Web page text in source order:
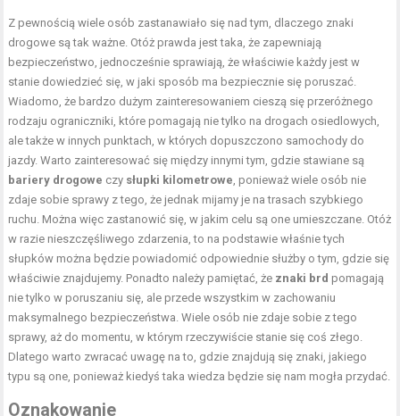
Z pewnością wiele osób zastanawiało się nad tym, dlaczego znaki
drogowe są tak ważne. Otóż prawda jest taka, że zapewniają
bezpieczeństwo, jednocześnie sprawiają, że właściwie każdy jest w
stanie dowiedzieć się, w jaki sposób ma bezpiecznie się poruszać.
Wiadomo, że bardzo dużym zainteresowaniem cieszą się przeróżnego
rodzaju ograniczniki, które pomagają nie tylko na drogach osiedlowych,
ale także w innych punktach, w których dopuszczono samochody do
jazdy. Warto zainteresować się między innymi tym, gdzie stawiane są
bariery drogowe czy słupki kilometrowe , ponieważ wiele osób nie
zdaje sobie sprawy z tego, że jednak mijamy je na trasach szybkiego
ruchu. Można więc zastanowić się, w jakim celu są one umieszczane. Otóż
w razie nieszczęśliwego zdarzenia, to na podstawie właśnie tych
słupków można będzie powiadomić odpowiednie służby o tym, gdzie się
właściwie znajdujemy. Ponadto należy pamiętać, że znaki brd pomagają
nie tylko w poruszaniu się, ale przede wszystkim w zachowaniu
maksymalnego bezpieczeństwa. Wiele osób nie zdaje sobie z tego
sprawy, aż do momentu, w którym rzeczywiście stanie się coś złego.
Dlatego warto zwracać uwagę na to, gdzie znajdują się znaki, jakiego
typu są one, ponieważ kiedyś taka wiedza będzie się nam mogła przydać.
Oznakowanie